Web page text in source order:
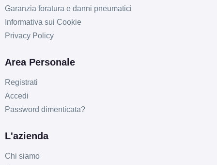
Garanzia foratura e danni pneumatici
Informativa sui Cookie
Privacy Policy
Area Personale
Registrati
Accedi
Password dimenticata?
L'azienda
Chi siamo